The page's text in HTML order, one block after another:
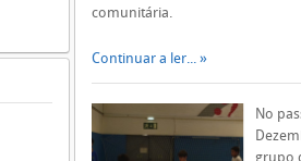
comunitária.
Continuar a ler...
No
grupo